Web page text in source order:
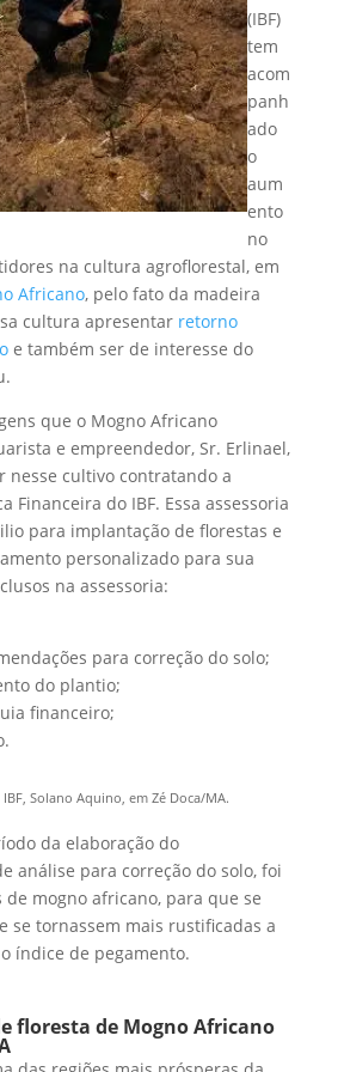
(IBF)
tem
acom
panh
ado
o
aum
ento
no
na cultura agroflorestal, em
Africano, pelo fato da madeira
cultura apresentar retorno
e também ser de interesse do
que o Mogno Africano
e empreendedor, Sr. Erlinael,
nesse cultivo contratando a
Financeira do IBF. Essa assessoria
para implantação de florestas e
personalizado para sua
na assessoria:
para correção do solo;
do plantio;
financeiro;
Solano Aquino, em Zé Doca/MA.
da elaboração do
análise para correção do solo, foi
de mogno africano, para que se
se tornassem mais rustificadas a
índice de pegamento.
floresta de Mogno Africano